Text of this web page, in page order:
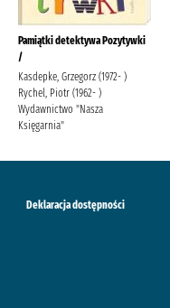
Pamiątki detektywa Pozytywki
/
Kasdepke, Grzegorz (1972- )
Rychel, Piotr (1962- )
Wydawnictwo "Nasza
Księgarnia"
Deklaracja dostępności